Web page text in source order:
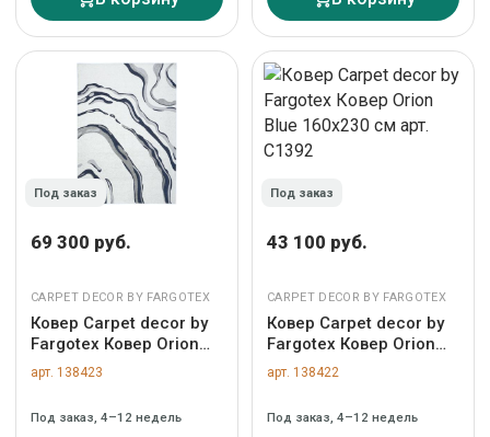
Под заказ
69 300 руб.
CARPET DECOR BY FARGOTEX
Ковер Carpet decor by
Fargotex Ковер Orion
Blue 200х300 см арт.
C1393
арт. 138423
Под заказ, 4–12 недель
Под заказ
43 100 руб.
CARPET DECOR BY FARGOTEX
Ковер Carpet decor by
Fargotex Ковер Orion
Blue 160х230 см арт.
C1392
арт. 138422
Под заказ, 4–12 недель